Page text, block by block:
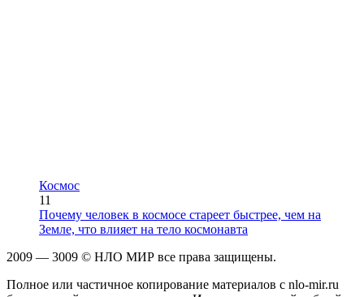
Космос
11
Почему человек в космосе стареет быстрее, чем на
Земле, что влияет на тело космонавта
2009 — 3009 © НЛО МИР все права защищены.
Полное или частичное копирование материалов с nlo-mir.ru